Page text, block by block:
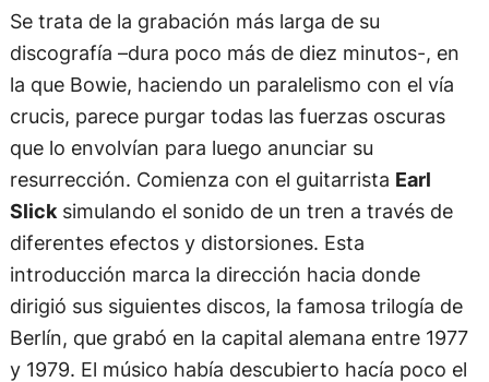
Se trata de la grabación más larga de su
discografía –dura poco más de diez minutos-, en
la que Bowie, haciendo un paralelismo con el vía
crucis, parece purgar todas las fuerzas oscuras
que lo envolvían para luego anunciar su
resurrección. Comienza con el guitarrista Earl
Slicksimulando el sonido de un tren a través de
diferentes efectos y distorsiones. Esta
introducción marca la dirección hacia donde
dirigió sus siguientes discos, la famosa trilogía de
Berlín, que grabó en la capital alemana entre 1977
y 1979. El músico había descubierto hacía poco el